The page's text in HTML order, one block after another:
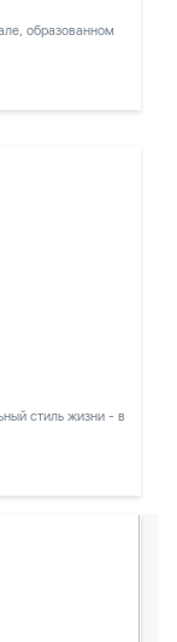
образованном
стиль жизни - в